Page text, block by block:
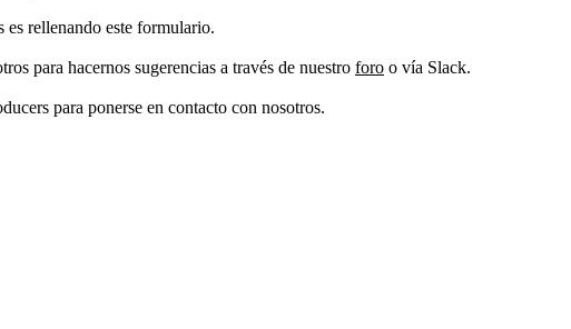
rellenando este formulario.
para hacernos sugerencias a través de nuestro foro o vía Slack.
para ponerse en contacto con nosotros.